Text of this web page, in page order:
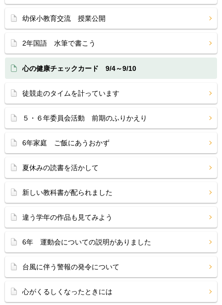
幼保小教育交流 授業公開
2年国語 水筆で書こう
心の健康チェックカード 9/4～9/10
徒競走のタイムを計っています
５・６年委員会活動 前期のふりかえり
6年家庭 ご飯にあうおかず
夏休みの読書を活かして
新しい教科書が配られました
違う学年の作品も見てみよう
6年 運動会についての説明がありました
台風に伴う警報の発令について
心がくるしくなったときには